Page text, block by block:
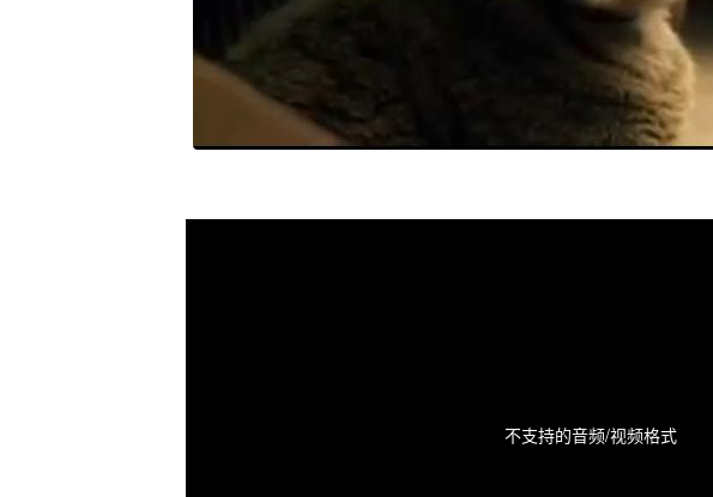
不支持的音频/视频格式